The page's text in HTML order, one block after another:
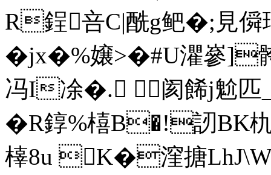
R鋥咅C|酰g鲃�;見僢
�jx�%嬢>�#U灈嵾]
冯I凃�. 阂餙j魀匹
�R錞%橲B�!訒
橭8u K�漥搪